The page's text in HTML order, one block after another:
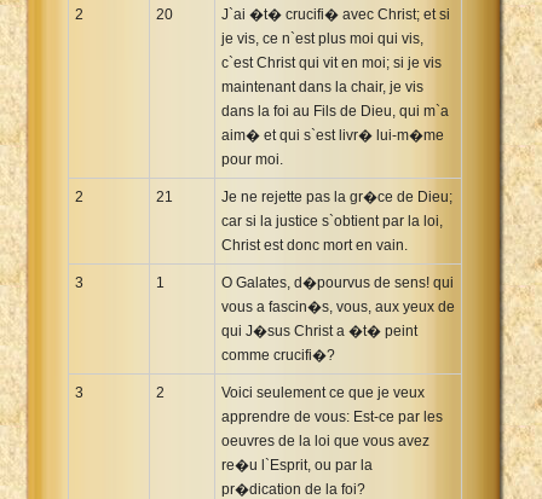
2 20
J`ai �t� crucifi� avec Christ; et si
je vis, ce n`est plus moi qui vis,
c`est Christ qui vit en moi; si je vis
maintenant dans la chair, je vis
dans la foi au Fils de Dieu, qui m`a
aim� et qui s`est livr� lui-m�me
pour moi.
2 21
Je ne rejette pas la gr�ce de Dieu;
car si la justice s`obtient par la loi,
Christ est donc mort en vain.
3 1
O Galates, d�pourvus de sens! qui
vous a fascin�s, vous, aux yeux de
qui J�sus Christ a �t� peint
comme crucifi�?
3 2
Voici seulement ce que je veux
apprendre de vous: Est-ce par les
oeuvres de la loi que vous avez
re�u l`Esprit, ou par la
pr�dication de la foi?